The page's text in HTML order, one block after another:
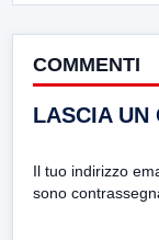
COMMENTI
LASCIA UN
Il tuo indirizzo
sono